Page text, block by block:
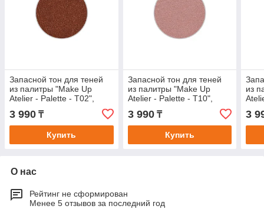
Запасной тон для теней
из палитры "Make Up
Atelier - Palette - T02",
прессованные в блистере.
3 990 ₸
Купить
Запасной тон для теней
из палитры "Make Up
Atelier - Palette - T10",
прессованные в блистере.
3 990₸
Купить
из
3
О нас
Рейтинг не сформирован
Менее 5 отзывов за последний год